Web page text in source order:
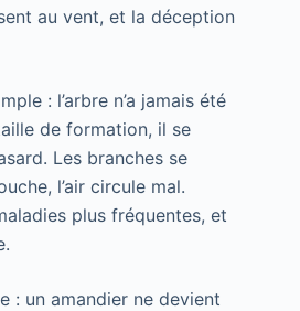
au vent, et la déception
: l’arbre n’a jamais été
de formation, il se
Les branches se
l’air circule mal.
plus fréquentes, et
: un amandier ne devient